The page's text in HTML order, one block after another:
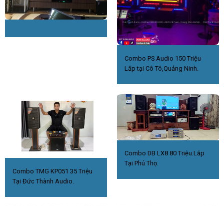
Combo PS Audio 150 Triệu
Lắp tại Cô Tô,Quảng Ninh.
Combo TMG KP051 35 Triệu
Tại Đức Thành Audio.
Combo DB LX8 80 Triệu.Lắp
Tại Phú Thọ.